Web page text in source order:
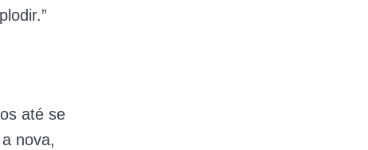
até se
nova,